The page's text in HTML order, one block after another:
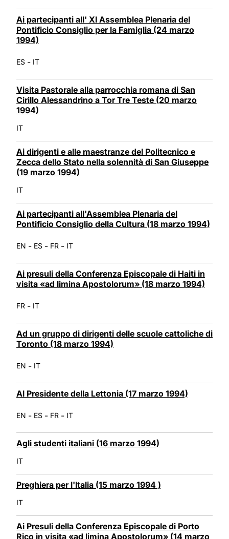
Ai partecipanti all' XI Assemblea Plenaria del
Pontificio Consiglio per la Famiglia (24 marzo
1994)
ES - IT
Visita Pastorale alla parrocchia romana di San
Cirillo Alessandrino a Tor Tre Teste (20 marzo
1994)
IT
Ai dirigenti e alle maestranze del Politecnico e
Zecca dello Stato nella solennità di San Giuseppe
(19 marzo 1994)
IT
Ai partecipanti all'Assemblea Plenaria del
Pontificio Consiglio della Cultura (18 marzo 1994)
EN - ES - FR - IT
Ai presuli della Conferenza Episcopale di Haiti in
visita «ad limina Apostolorum» (18 marzo 1994)
FR - IT
Ad un gruppo di dirigenti delle scuole cattoliche di
Toronto (18 marzo 1994)
EN - IT
Al Presidente della Lettonia (17 marzo 1994)
EN - ES - FR - IT
Agli studenti italiani (16 marzo 1994)
IT
Preghiera per l'Italia (15 marzo 1994 )
IT
Ai Presuli della Conferenza Episcopale di Porto
Rico in visita «ad limina Apostolorum» (14 marzo